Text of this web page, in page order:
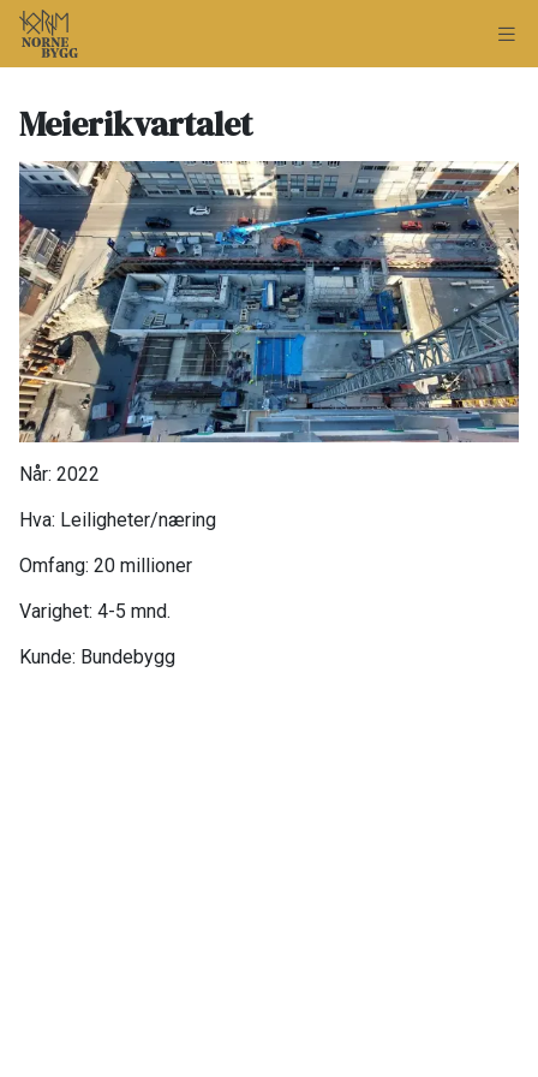
Meierikvartalet
Når: 2022​
Hva: Leiligheter/næring​
Omfang: 20 millioner​
Varighet: 4-5 mnd.​
Kunde: Bundebygg​